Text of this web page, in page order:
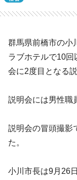
群馬県前橋市の小
ラブホテルで10回
会に2度目となる
説明会には男性職
説明会の冒頭撮影
た。
小川市長は9月26